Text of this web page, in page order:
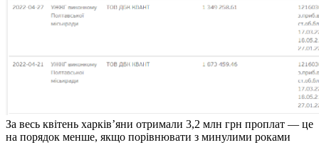
За весь квітень харків’яни отримали 3,2 млн грн проплат — це
на порядок менше, якщо порівнювати з минулими роками